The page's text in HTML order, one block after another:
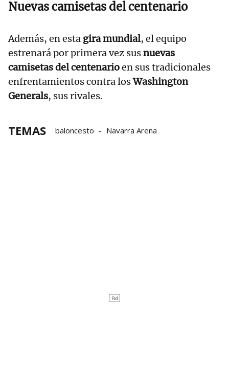
Nuevas camisetas del centenario
Además, en esta gira mundial, el equipo
estrenará por primera vez susnuevas
camisetas del centenarioen sus tradicionales
enfrentamientos contra losWashington
Generals, sus rivales.
TEMAS baloncesto Navarra Arena